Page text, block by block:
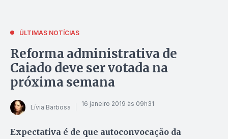
ÚLTIMAS NOTÍCIAS
Reforma administrativa de
Caiado deve ser votada na
próxima semana
Lívia Barbosa 16 janeiro 2019 às 09h31
Expectativa é de que autoconvocação da